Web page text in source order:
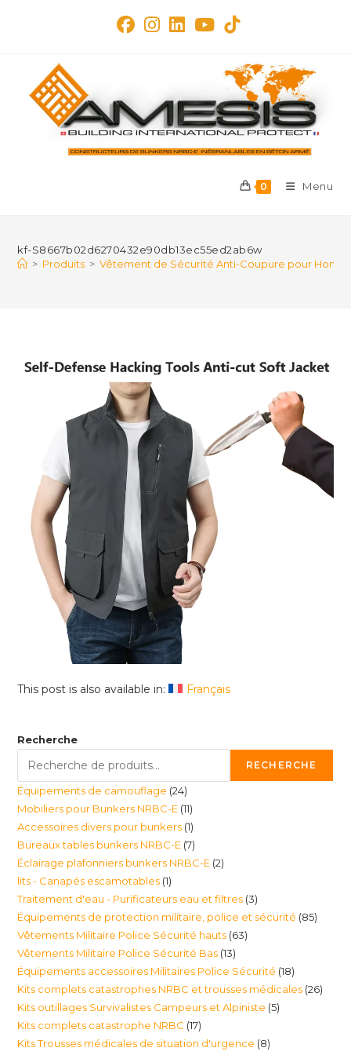
0 Menu
kf-S8667b02d6270432e90db13ec55ed2ab6w
> Produits > Vêtement de Sécurité Anti-Coupure pour
This post is also available in: Français
Recherche
RECHERCHE
Équipements de camouflage 2424
produits
Mobiliers pour Bunkers NRBC-E 1111
produits
Accessoires divers pour bunkers 11
produit
Bureaux tables bunkers NRBC-E 77
produits
Éclairage plafonniers bunkers NRBC-E 22
lits - Canapés escamotables 11
produit
Traitement d'eau - Purificateurs eau et filtres 33
produits
Équipements de protection militaire, police et sécurité 8585
Vêtements Militaire Police Sécurité hauts 6363
Vêtements Militaire Police Sécurité Bas 1313
produits
Équipements accessoires Militaires Police Sécurité 1818
produits
Kits complets catastrophes NRBC et trousses médicales 2626
Kits outillages Survivalistes Campeurs et Alpiniste 55
Kits complets catastrophe NRBC 1717
produits
Kits Trousses médicales de situation d'urgence 88